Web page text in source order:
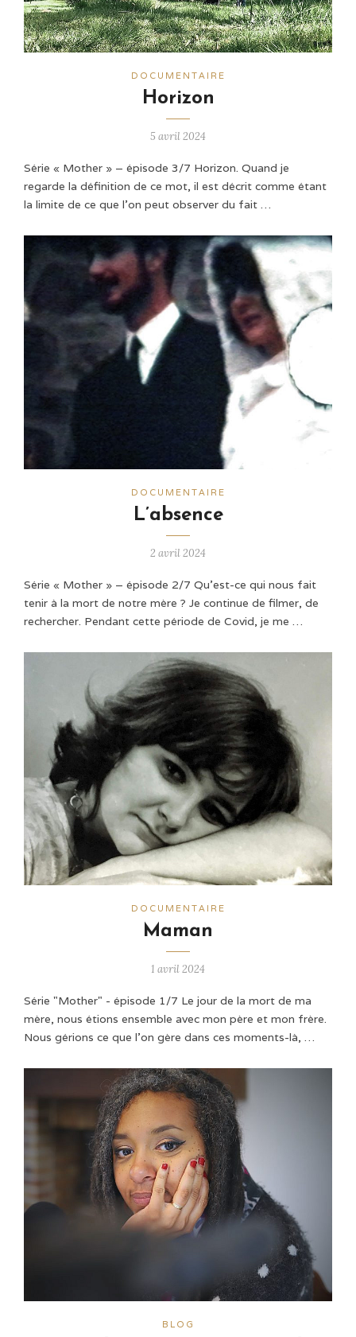
DOCUMENTAIRE
Horizon
5 avril 2024
Série « Mother » – épisode 3/7 Horizon. Quand je
regarde la définition de ce mot, il est décrit comme étant
la limite de ce que l'on peut observer du fait …
DOCUMENTAIRE
L’absence
2 avril 2024
Série « Mother » – épisode 2/7 Qu'est-ce qui nous fait
tenir à la mort de notre mère ? Je continue de filmer, de
rechercher. Pendant cette période de Covid, je me …
DOCUMENTAIRE
Maman
1 avril 2024
Série "Mother" - épisode 1/7 Le jour de la mort de ma
mère, nous étions ensemble avec mon père et mon frère.
Nous gérions ce que l'on gère dans ces moments-là, …
BLOG